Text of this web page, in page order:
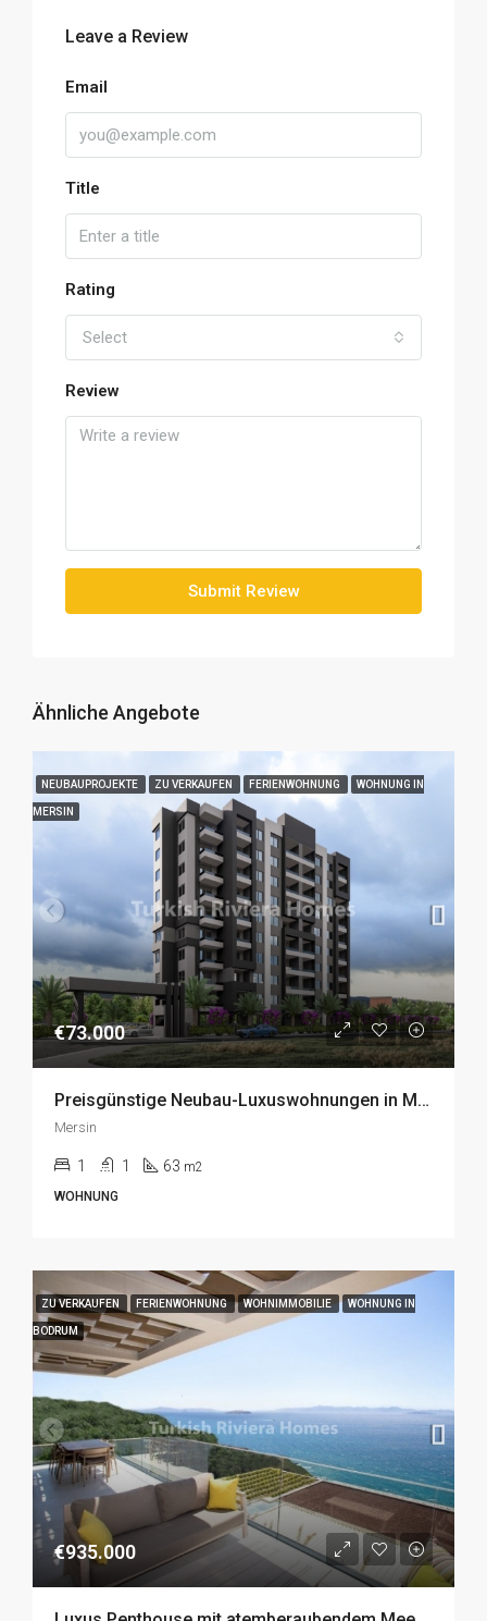
Leave a Review
Email
Title
Rating
Select
Review
Submit Review
Ähnliche Angebote
NEUBAUPROJEKTE ZU VERKAUFEN FERIENWOHNUNG WOHNUNG IN
MERSIN
€73.000
Preisgünstige Neubau-Luxuswohnungen in Mersin zum Verkauf
Mersin
1 1 63 m2
WOHNUNG
ZU VERKAUFEN FERIENWOHNUNG WOHNIMMOBILIE WOHNUNG IN
BODRUM
€935.000